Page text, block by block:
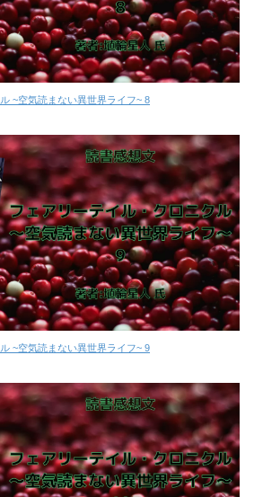
~空気読まない異世界ライフ~ 8
~空気読まない異世界ライフ~ 9